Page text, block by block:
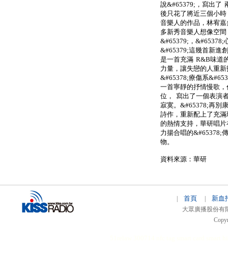
說&#65379;，寫出了
後只花了將近三個小
音樂人的作品，林宥
多新秀音樂人想像空
&#65379;，&#65378;
&#65379;這幾首新進
是一首充滿 R&B味道
力量，讓失戀的人重
&#65378;療傷系
一首寧靜的抒情慢歌
位， 寫出了一個表演
寂寞。&#65378;再別
詩作，重新配上了充
的熱情支持，華研唱
力揚合唱的&#65378;
物。
資料來源：華研
首頁 新血
大眾廣播股份有